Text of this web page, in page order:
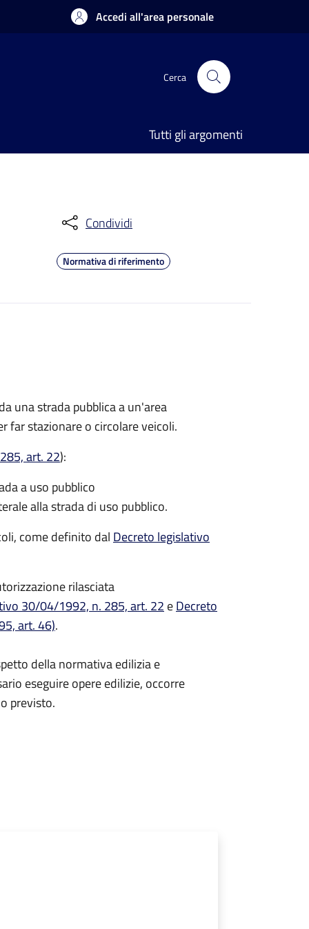
Accedi all'area personale
Cerca
Tutti gli argomenti
Condividi
Normativa di riferimento
una strada pubblica a un'area
far stazionare o circolare veicoli.
art. 22):
a uso pubblico
alla strada di uso pubblico.
come definito dal Decreto legislativo
rilasciata
30/04/1992, n. 285, art. 22 eDecreto
art. 46).
della normativa edilizia e
eseguire opere edilizie, occorre
previsto.